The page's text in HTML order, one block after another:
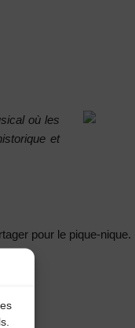
où les
et
pour le pique-nique.